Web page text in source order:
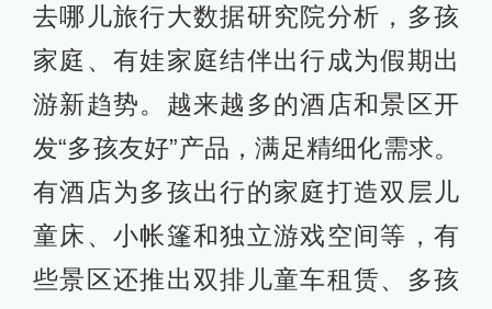
去哪儿旅行大数据研究院分析，多孩
家庭、有娃家庭结伴出行成为假期出
游新趋势。越来越多的酒店和景区开
发“多孩友好”产品，满足精细化需求。
有酒店为多孩出行的家庭打造双层儿
童床、小帐篷和独立游戏空间等，有
些景区还推出双排儿童车租赁、多孩